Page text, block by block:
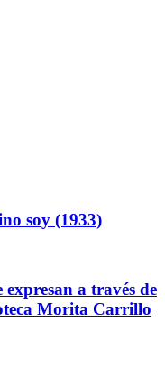
soy (1933)
a través de
Morita Carrillo